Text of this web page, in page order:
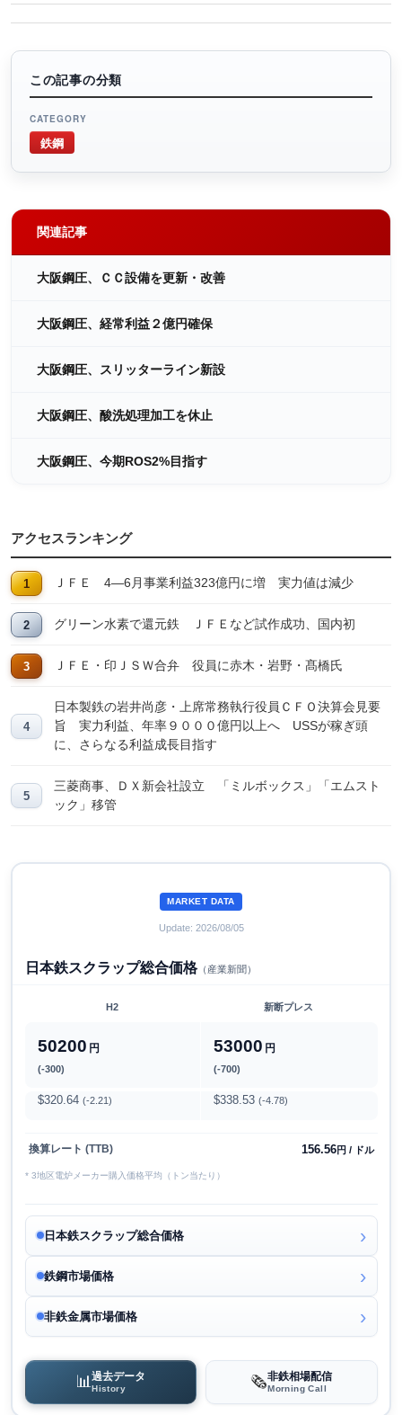
この記事の分類
CATEGORY
鉄鋼
関連記事
大阪鋼圧、ＣＣ設備を更新・改善
大阪鋼圧、経常利益２億円確保
大阪鋼圧、スリッターライン新設
大阪鋼圧、酸洗処理加工を休止
大阪鋼圧、今期ROS2%目指す
アクセスランキング
ＪＦＥ 4―6月事業利益323億円に増 実力値は減少
グリーン水素で還元鉄 ＪＦＥなど試作成功、国内初
ＪＦＥ・印ＪＳＷ合弁 役員に赤木・岩野・髙橋氏
日本製鉄の岩井尚彦・上席常務執行役員ＣＦＯ決算会見要
旨 実力利益、年率９０００億円以上へ USSが稼ぎ頭
に、さらなる利益成長目指す
三菱商事、ＤＸ新会社設立 「ミルボックス」「エムスト
ック」移管
MARKET DATA
Update: 2026/08/05
日本鉄スクラップ総合価格（産業新聞）
H2 新断プレス
50200 円
(-300)
53000 円
(-700)
$320.64 (-2.21) $338.53 (-4.78)
換算レート (TTB) 156.56円 / ドル
* 3地区電炉メーカー購入価格平均（トン当たり）
日本鉄スクラップ総合価格
鉄鋼市場価格
非鉄金属市場価格
📊過去データ
History 🗞️非鉄相場配信
Morning Call